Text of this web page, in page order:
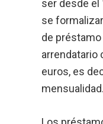
ser desde el
se
de préstamo
arrendatario
euros, es
mensualidad.